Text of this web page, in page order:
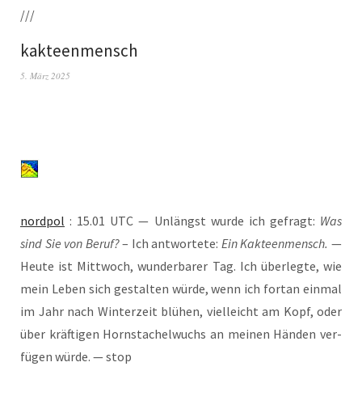
///
kakteenmensch
5. März 2025
nord­pol : 15.01 UTC — Unlängst wur­de ich gefragt: Was
sind Sie von Beruf?– Ich ant­wor­te­te: Ein Kak­teen­mensch. —
Heu­te ist Mitt­woch, wun­der­ba­rer Tag. Ich über­leg­te, wie
mein Leben sich gestal­ten wür­de, wenn ich fort­an ein­mal
im Jahr nach Win­ter­zeit blü­hen, viel­leicht am Kopf, oder
über kräf­ti­gen Horn­sta­chel­wuchs an mei­nen Hän­den ver­
fü­gen wür­de. — stop